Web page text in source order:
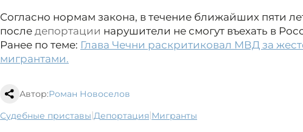
Согласно нормам закона, в течение ближайших пяти
после депортации нарушители не смогут въехать в
Ранее по теме: Глава Чечни раскритиковал МВД за
мигрантами.
Автор:Роман Новоселов
судебные приставы| депортация| мигранты